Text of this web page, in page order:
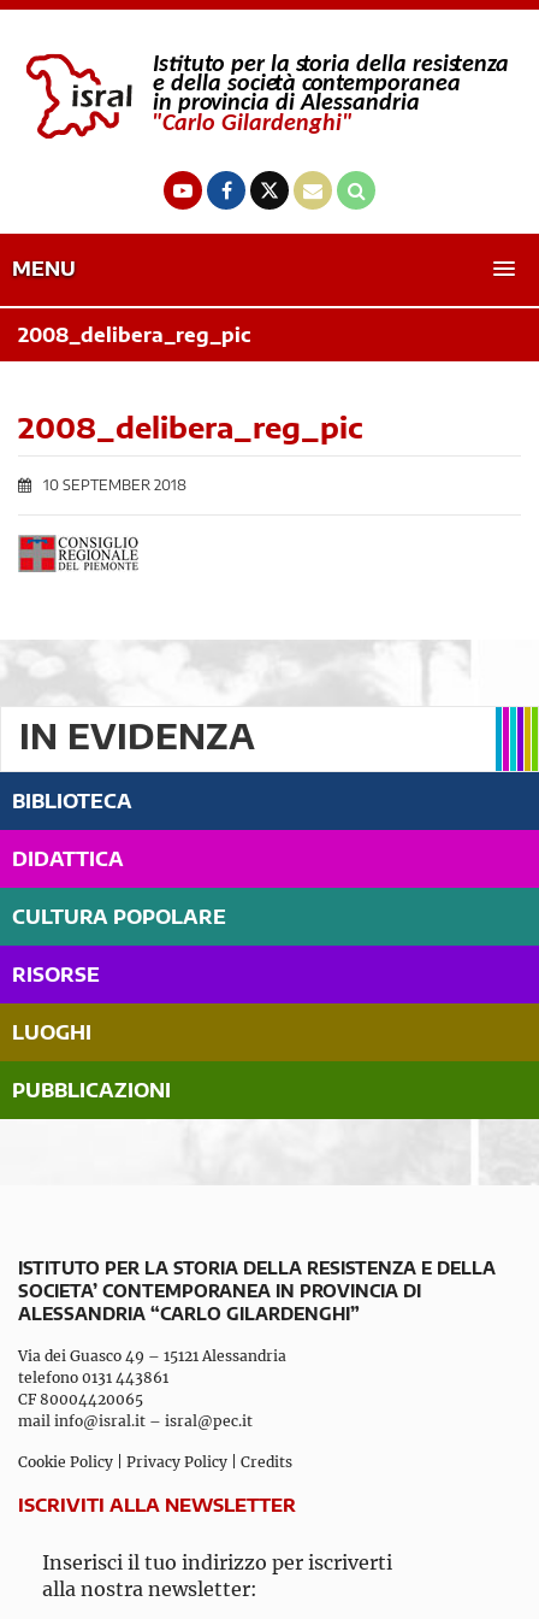
MENU
2008_delibera_reg_pic
2008_delibera_reg_pic
10 SEPTEMBER 2018
IN EVIDENZA
BIBLIOTECA
DIDATTICA
CULTURA POPOLARE
RISORSE
LUOGHI
PUBBLICAZIONI
ISTITUTO PER LA STORIA DELLA RESISTENZA E DELLA
SOCIETA’ CONTEMPORANEA IN PROVINCIA DI
ALESSANDRIA “CARLO GILARDENGHI”
Via dei Guasco 49 – 15121 Alessandria
telefono 0131 443861
CF 80004420065
mail info@isral.it – isral@pec.it
Cookie Policy Privacy Policy Credits
ISCRIVITI ALLA NEWSLETTER
Inserisci il tuo indirizzo per iscriverti
alla nostra newsletter: